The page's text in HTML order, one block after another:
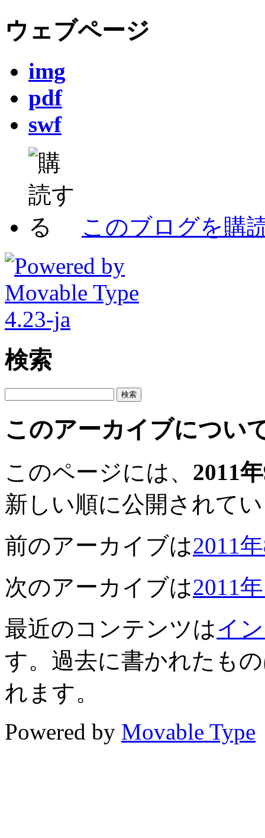
ウェブページ
img
pdf
swf
このブログを購
検索
このアーカイブについ
このページには、 2011
新しい順に公開されて
前のアーカイブは2011
次のアーカイブは2011
最近のコンテンツはイ
す。過去に書かれたも
れます。
Powered by Movable Type